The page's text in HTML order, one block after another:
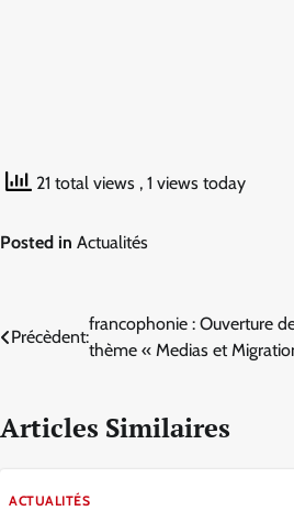
21 total views , 1 views today
Posted in Actualités
Navigation
l’article
Précèdent:
francophonie : Ouverture
thème « Medias et
Articles Similaires
ACTUALITÉS